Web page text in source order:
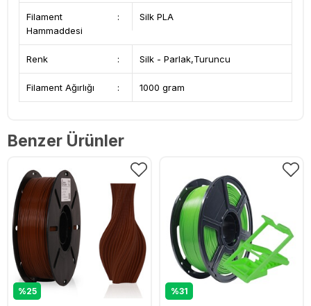
Filament
Hammaddesi
: Silk PLA
Renk : Silk - Parlak,Turuncu
Filament Ağırlığı : 1000 gram
Benzer Ürünler
%25 %31